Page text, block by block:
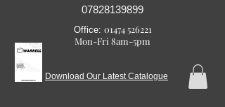
07828139899
Office: 01474 526221
Mon-Fri 8am-5pm
Download Our Latest Catalogue